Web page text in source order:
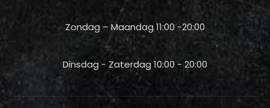
Zondag – Maandag 11:00 -20:00
Dinsdag - Zaterdag 10:00 - 20:00